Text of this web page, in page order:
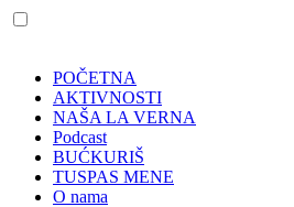
POČETNA
AKTIVNOSTI
NAŠA LA VERNA
Podcast
BUĆKURIŠ
TUSPAS MENE
O nama